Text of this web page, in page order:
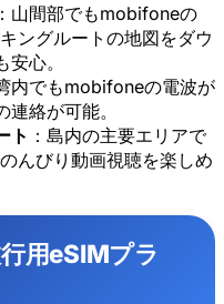
：山間部でもmobifoneの
ングルートの地図をダウ
心。
内でもmobifoneの電波が
絡が可能。
ト ：島内の主要エリアで
んびり動画視聴を楽しめ
用eSIMプラ